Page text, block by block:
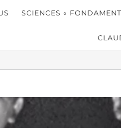
SCIENCES «